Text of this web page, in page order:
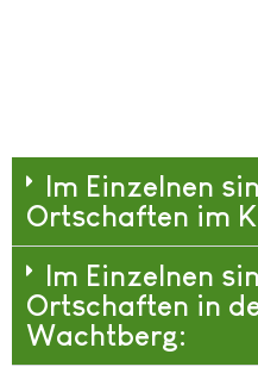
Im Einzelnen
Ortschaften im
Im Einzelnen
Ortschaften in
Wachtberg: